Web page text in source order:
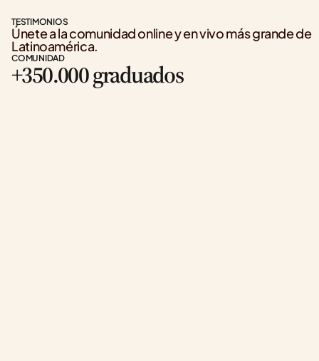
TESTIMONIOS
Únete a la comunidad online y en vivo más grande de
Latinoamérica.
COMUNIDAD
+350.000 graduados